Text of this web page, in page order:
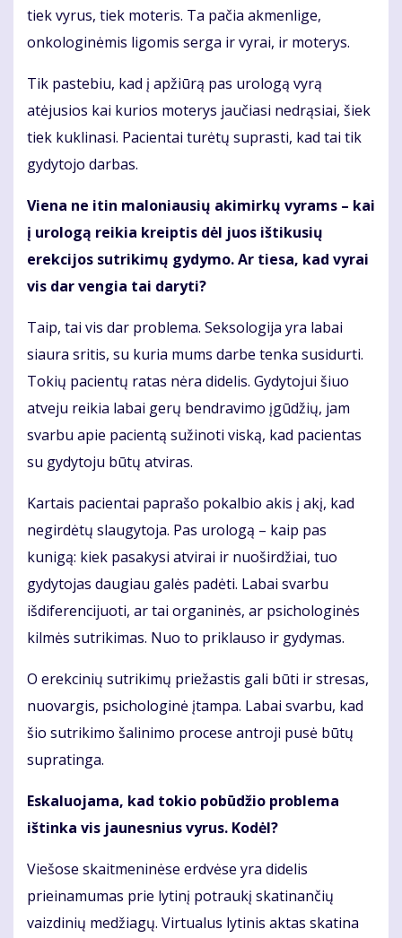
tiek vyrus, tiek moteris. Ta pačia akmenlige,
onkologinėmis ligomis serga ir vyrai, ir moterys.
Tik pastebiu, kad į apžiūrą pas urologą vyrą
atėjusios kai kurios moterys jaučiasi nedrąsiai, šiek
tiek kuklinasi. Pacientai turėtų suprasti, kad tai tik
gydytojo darbas.
Viena ne itin maloniausių akimirkų vyrams – kai
į urologą reikia kreiptis dėl juos ištikusių
erekcijos sutrikimų gydymo. Ar tiesa, kad vyrai
vis dar vengia tai daryti?
Taip, tai vis dar problema. Seksologija yra labai
siaura sritis, su kuria mums darbe tenka susidurti.
Tokių pacientų ratas nėra didelis. Gydytojui šiuo
atveju reikia labai gerų bendravimo įgūdžių, jam
svarbu apie pacientą sužinoti viską, kad pacientas
su gydytoju būtų atviras.
Kartais pacientai paprašo pokalbio akis į akį, kad
negirdėtų slaugytoja. Pas urologą – kaip pas
kunigą: kiek pasakysi atvirai ir nuoširdžiai, tuo
gydytojas daugiau galės padėti. Labai svarbu
išdiferencijuoti, ar tai organinės, ar psichologinės
kilmės sutrikimas. Nuo to priklauso ir gydymas.
O erekcinių sutrikimų priežastis gali būti ir stresas,
nuovargis, psichologinė įtampa. Labai svarbu, kad
šio sutrikimo šalinimo procese antroji pusė būtų
supratinga.
Eskaluojama, kad tokio pobūdžio problema
ištinka vis jaunesnius vyrus. Kodėl?
Viešose skaitmeninėse erdvėse yra didelis
prieinamumas prie lytinį potraukį skatinančių
vaizdinių medžiagų. Virtualus lytinis aktas skatina